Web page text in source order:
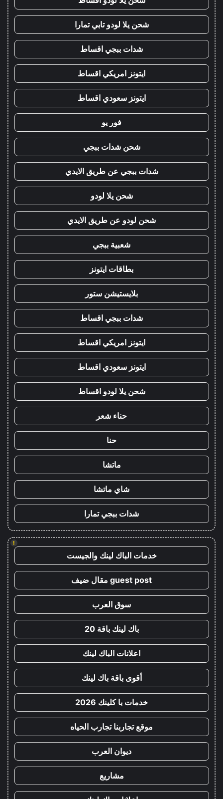
شحن يلا لودو تابي تمارا
شدات ببجي اقساط
ايتونز امريكي اقساط
ايتونز سعودي اقساط
فور يو
شحن شدات ببجي
شدات ببجي عن طريق الايدي
شحن يلا لودو
شحن لودو عن طريق الايدي
شعبية ببجي
بطاقات ايتونز
بلايستيشن ستور
شدات ببجي اقساط
ايتونز امريكي اقساط
ايتونز سعودي اقساط
شحن يلا لودو اقساط
حناء شعر
حنا
ماتشا
شاي ماتشا
شدات ببجي تمارا
!
خدمات الباك لينك والجيست
guest post مقال ضيف
سوق العرب
باك لينك باقة 20
اعلانات الباك لينك
أقوى باقة باك لينك
خدمات با كلينك 2026
موقع تجاربنا تجارب الحياه
ديوان العرب
مشاريع